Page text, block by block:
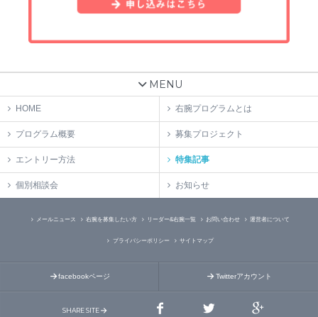
MENU
HOME 右腕プログラムとは
プログラム概要 募集プロジェクト
エントリー方法 特集記事
個別相談会 お知らせ
メールニュース 右腕を募集したい方 リーダー&右腕一覧 お問い合わせ 運営者について
プライバシーポリシー サイトマップ
facebookページ Twitterアカウント
SHARE SITE